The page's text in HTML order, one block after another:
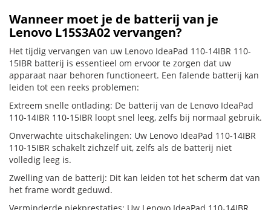
Wanneer moet je de batterij van je
Lenovo L15S3A02 vervangen?
Het tijdig vervangen van uw Lenovo IdeaPad 110-14IBR 110-
15IBR batterij is essentieel om ervoor te zorgen dat uw
apparaat naar behoren functioneert. Een falende batterij kan
leiden tot een reeks problemen:
Extreem snelle ontlading: De batterij van de Lenovo IdeaPad
110-14IBR 110-15IBR loopt snel leeg, zelfs bij normaal gebruik.
Onverwachte uitschakelingen: Uw Lenovo IdeaPad 110-14IBR
110-15IBR schakelt zichzelf uit, zelfs als de batterij niet
volledig leeg is.
Zwelling van de batterij: Dit kan leiden tot het scherm dat van
het frame wordt geduwd.